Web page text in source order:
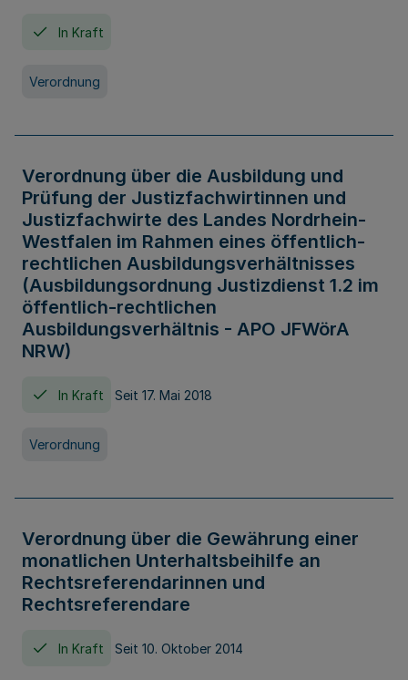
In Kraft
Verordnung
Verordnung über die Ausbildung und
Prüfung der Justizfachwirtinnen und
Justizfachwirte des Landes Nordrhein-
Westfalen im Rahmen eines öffentlich-
rechtlichen Ausbildungsverhältnisses
(Ausbildungsordnung Justizdienst 1.2 im
öffentlich-rechtlichen
Ausbildungsverhältnis - APO JFWörA
NRW)
In Kraft Seit 17. Mai 2018
Verordnung
Verordnung über die Gewährung einer
monatlichen Unterhaltsbeihilfe an
Rechtsreferendarinnen und
Rechtsreferendare
In Kraft Seit 10. Oktober 2014